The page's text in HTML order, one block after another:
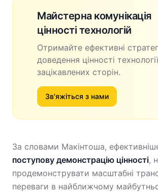
Майстерна комунікація
цінності технологій
Отримайте ефективні
доведення цінності
зацікавлених сторін.
Зв'яжіться з нами
За словами Макінтоша,
поступову демонстрацію цінності,
продемонструвати масштабні
переваги в найближчому